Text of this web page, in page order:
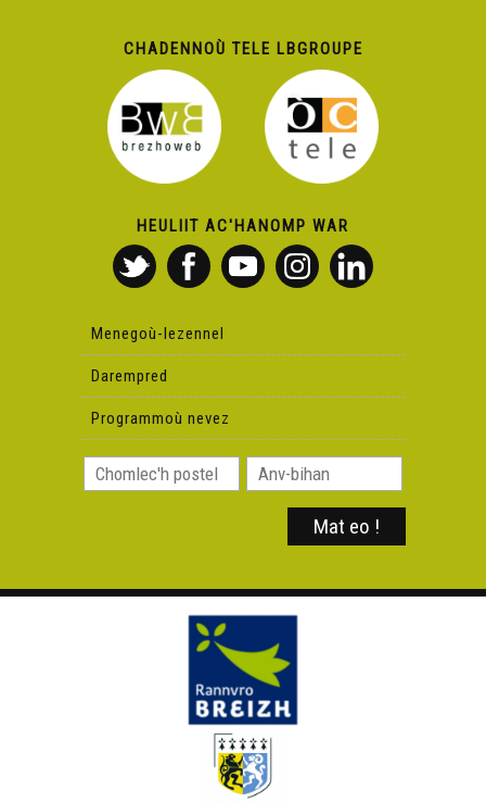
CHADENNOÙ TELE LBGROUPE
HEULIIT AC'HANOMP WAR
Menegoù-lezennel
Darempred
Programmoù nevez